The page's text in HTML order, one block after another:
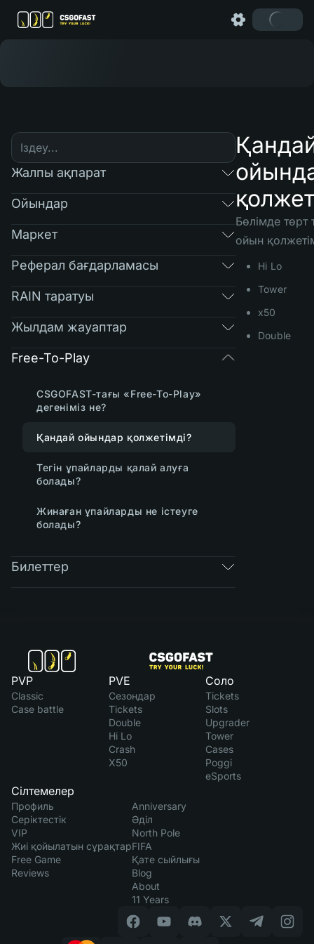
Жалпы ақпарат
Ойындар
Маркет
Реферал бағдарламасы
RAIN таратуы
Жылдам жауаптар
Free-To-Play
CSGOFAST-тағы «Free-To-Play»
дегеніміз не?
Қандай ойындар қолжетімді?
Тегін ұпайларды қалай алуға
болады?
Жинаған ұпайларды не істеуге
болады?
Билеттер
Бөлімде төрт
ойын
Hi Lo
Tower
x50
Double
PVP
Classic
Case battle
PVE
Сезондар
Tickets
Double
Hi Lo
Crash
X50
Соло
Tickets
Slots
Upgrader
Tower
Cases
Poggi
eSports
Сілтемелер
Профиль
Серіктестік
VIP
Жиі қойылатын сұрақтар
Free Game
Reviews
Anniversary
Әділ
North Pole
FIFA
Қате сыйлығы
Blog
About
11 Years